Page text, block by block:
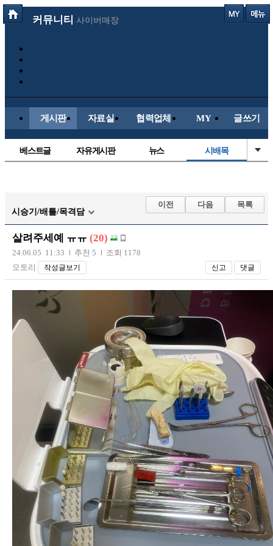
커뮤니티 사이버매장
게시판 자료실 협력업체 MY 글쓰기
베스트글 자유게시판 뉴스 시배목
해외축구
국내축구
시승기/배틀/목격담
이전 다음 목록
살려주세예 ㅠㅠ (20)
24.06.05 11:33 추천 5
조회 1178
모토리
작성글보기 신고 댓글